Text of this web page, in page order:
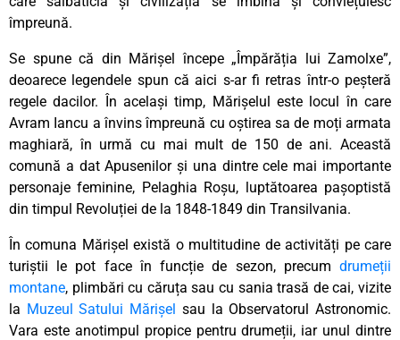
împreună.
Se spune că din Mărișel începe „Împărăția lui Zamolxe”,
deoarece legendele spun că aici s-ar fi retras într-o peșteră
regele dacilor. În același timp, Mărișelul este locul în care
Avram Iancu a învins împreună cu oștirea sa de moți armata
maghiară, în urmă cu mai mult de 150 de ani. Această
comună a dat Apusenilor și una dintre cele mai importante
personaje feminine, Pelaghia Roșu, luptătoarea pașoptistă
din timpul Revoluției de la 1848-1849 din Transilvania.
În comuna Mărișel există o multitudine de activități pe care
turiștii le pot face în funcție de sezon, precum drumeții
montane, plimbări cu căruța sau cu sania trasă de cai, vizite
la Muzeul Satului Mărișel sau la Observatorul Astronomic.
Vara este anotimpul propice pentru drumeții, iar unul dintre